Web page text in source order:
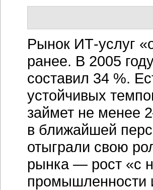
Рынок ИТ-услуг
ранее. В 2005
составил 34 %.
устойчивых
займет не менее
в ближайшей
отыграли свою
рынка — рост «с
промышленности